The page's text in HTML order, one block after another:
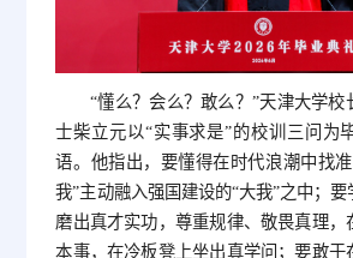
“懂么？会么？敢么？”天津大学校
士柴立元以“实事求是”的校训三问为
语。他指出，要懂得在时代浪潮中找
我”主动融入强国建设的“大我”之中；
磨出真才实功，尊重规律、敬畏真理，
本事，在冷板凳上坐出真学问；要敢于